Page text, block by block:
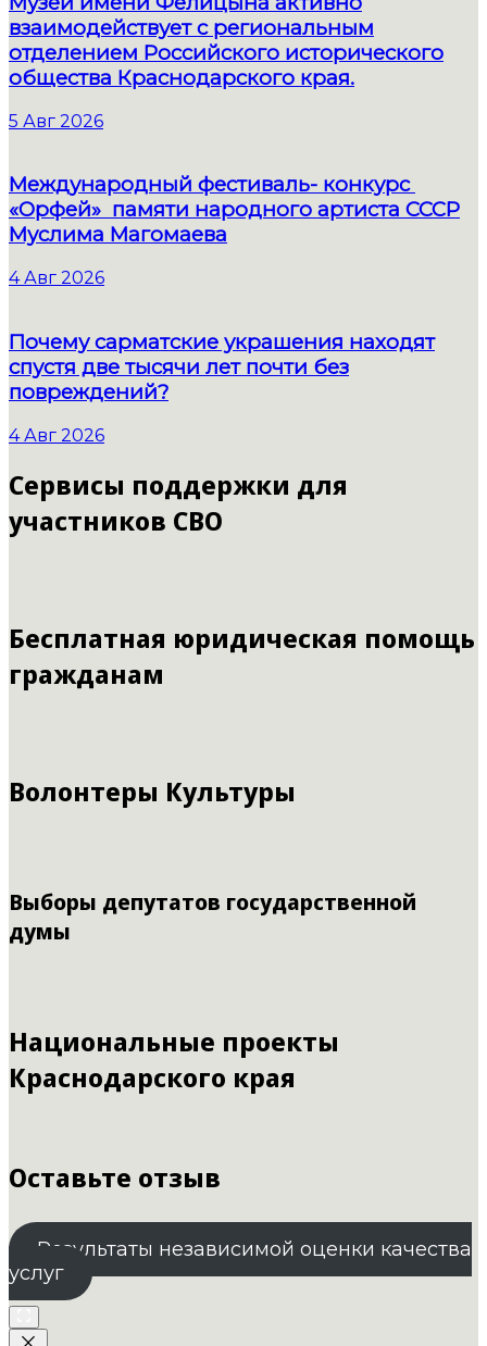
взаимодействует с региональным
отделением Российского исторического
общества Краснодарского края.
5 Авг 2026
Международный фестиваль- конкурс
«Орфей» памяти народного артиста СССР
Муслима Магомаева
4 Авг 2026
Почему сарматские украшения находят
спустя две тысячи лет почти без
повреждений?
4 Авг 2026
Сервисы поддержки для
участников СВО
Бесплатная юридическая помощь
гражданам
Волонтеры Культуры
Выборы депутатов государственной
думы
Национальные проекты
Краснодарского края
Оставьте отзыв
Результаты независимой оценки качества
услуг